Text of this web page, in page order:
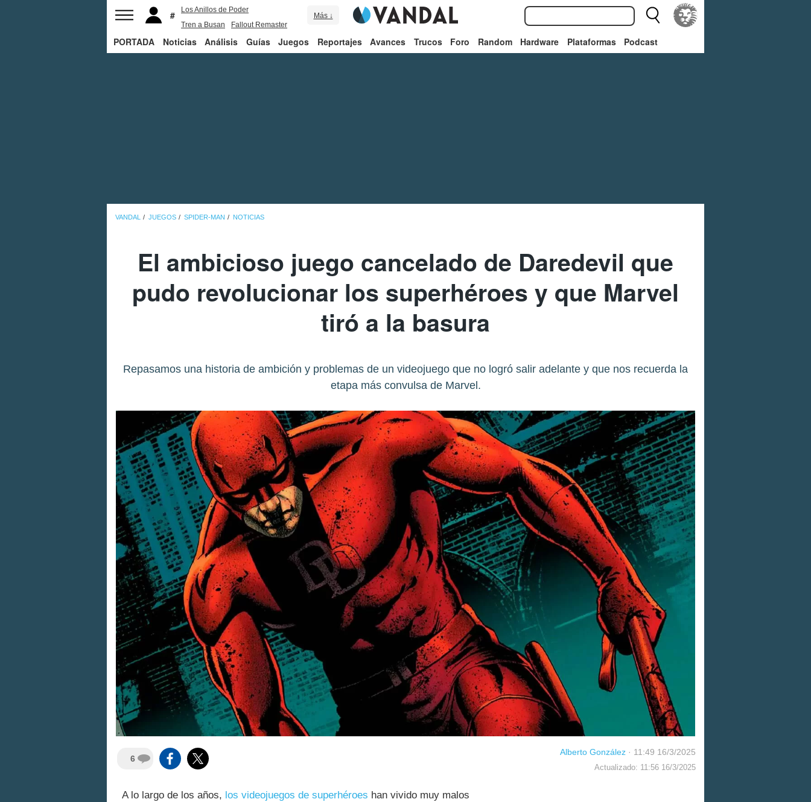
Los Anillos de Poder
Tren a Busan
Fallout Remaster
Juego de Tronos
Más ↓
PORTADA Noticias Análisis Guías Juegos Reportajes Avances Trucos Foro Random Hardware Plataformas Podcast
VANDAL JUEGOS SPIDER-MAN NOTICIAS
El ambicioso juego cancelado de Daredevil que
pudo revolucionar los superhéroes y que Marvel
tiró a la basura
Repasamos una historia de ambición y problemas de un videojuego que no logró salir adelante y que nos recuerda la
etapa más convulsa de Marvel.
6
Alberto González · 11:49 16/3/2025
Actualizado: 11:56 16/3/2025
A lo largo de los años, los videojuegos de superhéroes han vivido muy malos